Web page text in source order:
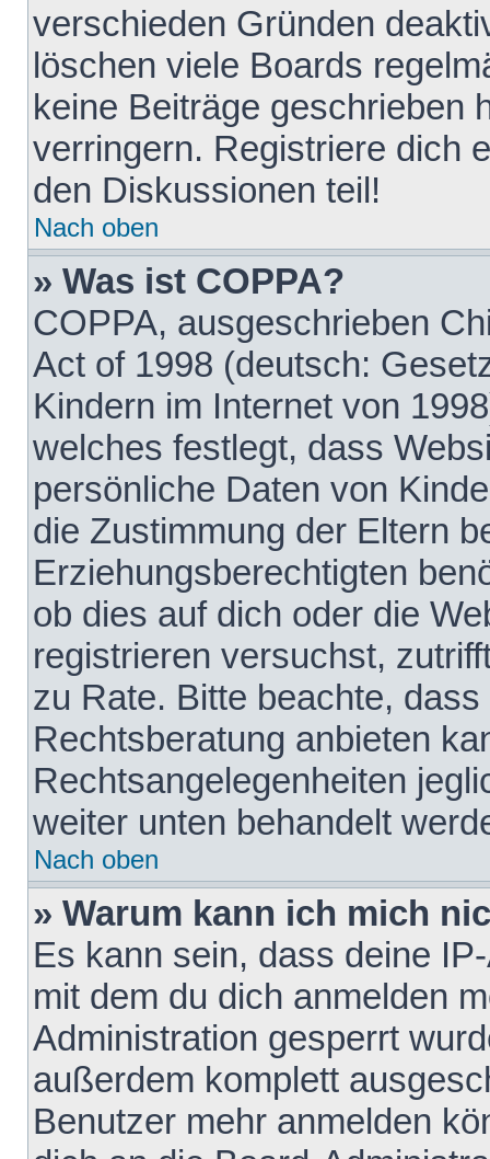
verschieden Gründen
löschen viele Boards
keine Beiträge geschrieben
verringern. Registriere dich
den Diskussionen teil!
Nach oben
» Was ist COPPA?
COPPA, ausgeschrieben
Act of 1998 (deutsch:
Kindern im Internet von
welches festlegt, dass
persönliche Daten von
die Zustimmung der Eltern
Erziehungsberechtigten
ob dies auf dich oder die
registrieren versuchst,
zu Rate. Bitte beachte,
Rechtsberatung anbieten
Rechtsangelegenheiten
weiter unten behandelt
Nach oben
» Warum kann ich mich
Es kann sein, dass deine
mit dem du dich anmelden
Administration gesperrt
außerdem komplett
Benutzer mehr anmelden